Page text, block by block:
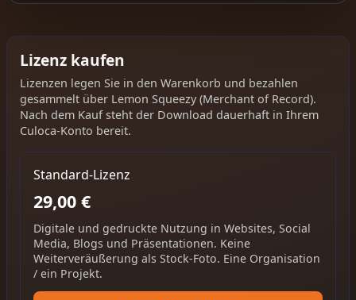
Lizenz kaufen
Lizenzen legen Sie in den Warenkorb und bezahlen
gesammelt über Lemon Squeezy (Merchant of Record).
Nach dem Kauf steht der Download dauerhaft in Ihrem
Culoca-Konto bereit.
Standard-Lizenz
29,00 €
Digitale und gedruckte Nutzung in Websites, Social
Media, Blogs und Präsentationen. Keine
Weiterveräußerung als Stock-Foto. Eine Organisation
/ ein Projekt.